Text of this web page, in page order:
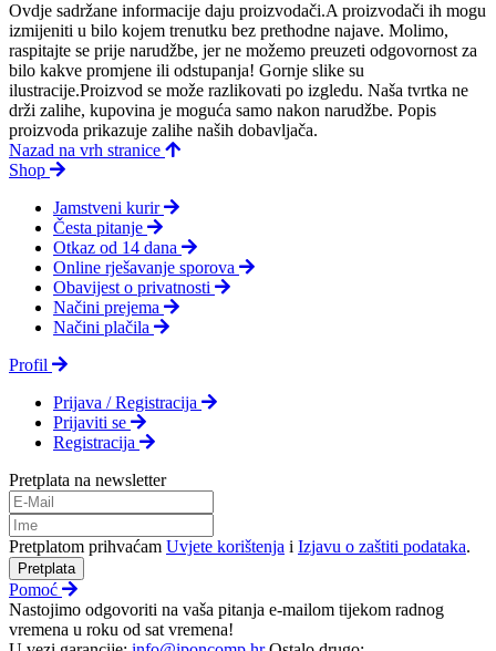
Ovdje sadržane informacije daju proizvodači.A proizvodači ih mogu
izmijeniti u bilo kojem trenutku bez prethodne najave. Molimo,
raspitajte se prije narudžbe, jer ne možemo preuzeti odgovornost za
bilo kakve promjene ili odstupanja! Gornje slike su
ilustracije.Proizvod se može razlikovati po izgledu. Naša tvrtka ne
drži zalihe, kupovina je moguća samo nakon narudžbe. Popis
proizvoda prikazuje zalihe naših dobavljača.
Nazad na vrh stranice
Shop
Jamstveni kurir
Česta pitanje
Otkaz od 14 dana
Online rješavanje sporova
Obavijest o privatnosti
Načini prejema
Načini plačila
Profil
Prijava / Registracija
Prijaviti se
Registracija
Pretplata na newsletter
Pretplatom prihvaćam Uvjete korištenja i Izjavu o zaštiti podataka.
Pretplata
Pomoć
Nastojimo odgovoriti na vaša pitanja e-mailom tijekom radnog
vremena u roku od sat vremena!